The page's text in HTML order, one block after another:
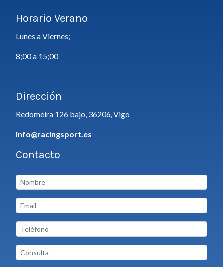
Horario Verano
Lunes a Viernes;
8;00 a 15;00
Dirección
Redomeira 126 bajo, 36206, Vigo
info@racingsport.es
Contacto